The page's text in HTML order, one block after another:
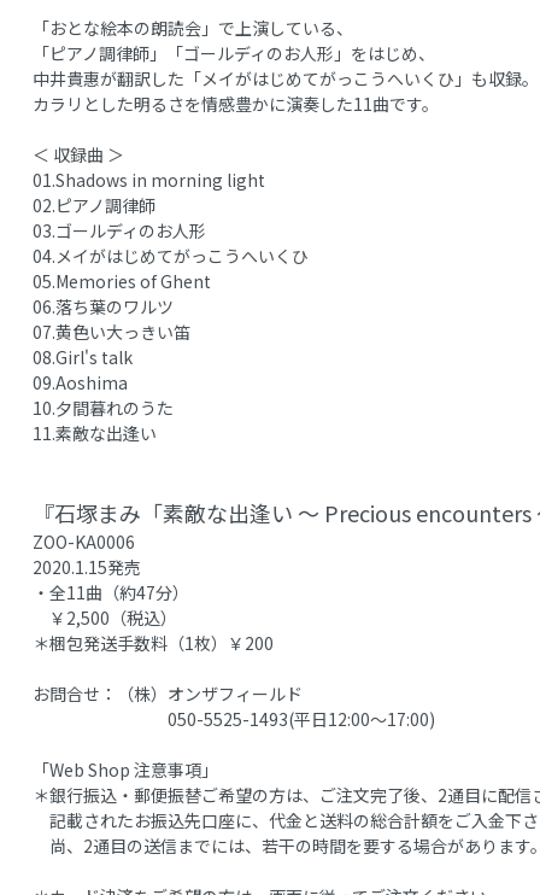
「おとな絵本の朗読会」で上演している、
「ピアノ調律師」「ゴールディのお人形」をはじめ、
中井貴惠が翻訳した「メイがはじめてがっこうへいくひ」も収録。
カラリとした明るさを情感豊かに演奏した11曲です。
＜ 収録曲 ＞
01.Shadows in morning light
02.ピアノ調律師
03.ゴールディのお人形
04.メイがはじめてがっこうへいくひ
05.Memories of Ghent
06.落ち葉のワルツ
07.黄色い大っきい笛
08.Girl's talk
09.Aoshima
10.夕間暮れのうた
11.素敵な出逢い
『石塚まみ「素敵な出逢い 〜 Precious encounters
ZOO-KA0006
2020.1.15発売
・全11曲（約47分）
￥2,500（税込）
＊梱包発送手数料（1枚）￥200
お問合せ：（株）オンザフィールド
050-5525-1493(平日12:00～17:00)
「Web Shop 注意事項」
＊銀行振込・郵便振替ご希望の方は、ご注文完了後、2通目に配信
記載されたお振込先口座に、代金と送料の総合計額をご入金下
尚、2通目の送信までには、若干の時間を要する場合があります